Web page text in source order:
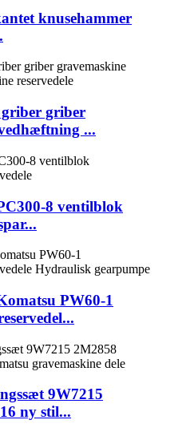
knusehammer
griber
...
8 ventilblok
PW60-1
9W7215
ny stil...